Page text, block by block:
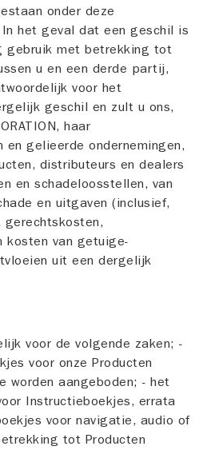
onder deze
In het geval dat een geschil is
gebruik met betrekking tot
u en een derde partij,
voor het
geschil en zult u ons,
haar
en gelieerde ondernemingen,
distributeurs en dealers
en schadeloosstellen, van
en uitgaven (inclusief,
kosten van getuige-
uit een dergelijk
voor de volgende zaken; -
voor onze Producten
worden aangeboden; - het
Instructieboekjes, errata
voor navigatie, audio of
tot Producten